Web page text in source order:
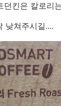
킨은 칼로리
낮쳐주시길....